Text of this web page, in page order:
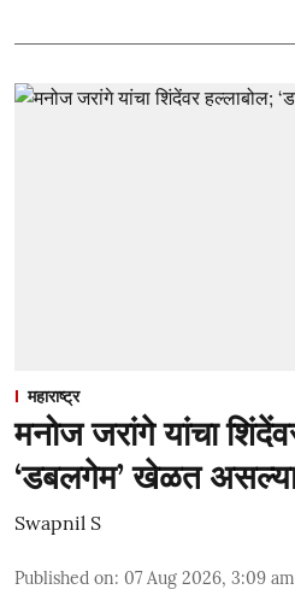
महाराष्ट्र
मनोज जरांगे यांचा
‘डबलगेम’ खेळत
Swapnil S
Published on: 07 Aug 2026, 3:09 am